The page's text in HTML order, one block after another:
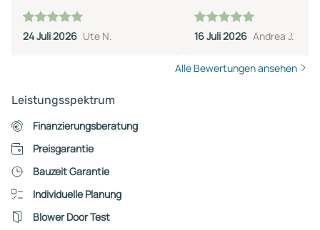
24 Juli 2026 Ute N. 16 Juli 2026 Andrea J.
Alle Bewertungen ansehen
Leistungsspektrum
Finanzierungsberatung
Preisgarantie
Bauzeit Garantie
Individuelle Planung
Blower Door Test